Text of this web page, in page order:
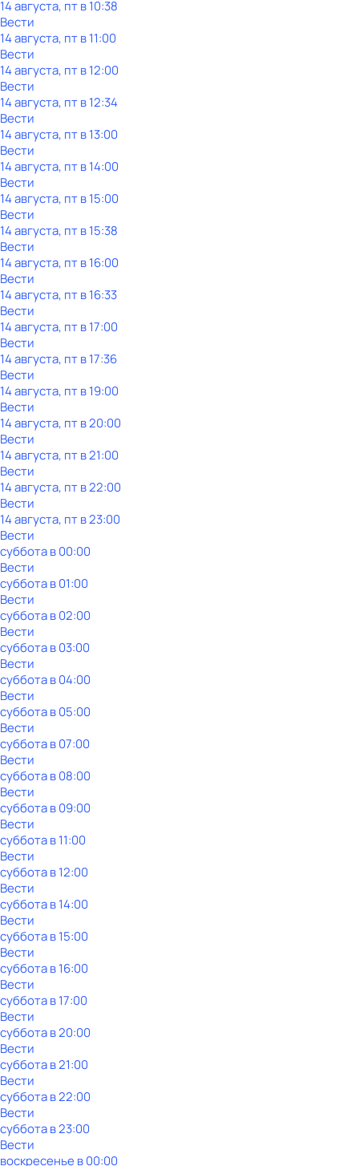
14 августа, пт в 10:38
Вести
14 августа, пт в 11:00
Вести
14 августа, пт в 12:00
Вести
14 августа, пт в 12:34
Вести
14 августа, пт в 13:00
Вести
14 августа, пт в 14:00
Вести
14 августа, пт в 15:00
Вести
14 августа, пт в 15:38
Вести
14 августа, пт в 16:00
Вести
14 августа, пт в 16:33
Вести
14 августа, пт в 17:00
Вести
14 августа, пт в 17:36
Вести
14 августа, пт в 19:00
Вести
14 августа, пт в 20:00
Вести
14 августа, пт в 21:00
Вести
14 августа, пт в 22:00
Вести
14 августа, пт в 23:00
Вести
субботав00:00
Вести
субботав01:00
Вести
субботав02:00
Вести
субботав03:00
Вести
субботав04:00
Вести
субботав05:00
Вести
субботав07:00
Вести
субботав08:00
Вести
субботав09:00
Вести
субботав11:00
Вести
субботав12:00
Вести
субботав14:00
Вести
субботав15:00
Вести
субботав16:00
Вести
субботав17:00
Вести
субботав20:00
Вести
субботав21:00
Вести
субботав22:00
Вести
субботав23:00
Вести
воскресенье в00:00